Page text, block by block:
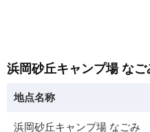
浜岡砂丘キャンプ場 な
地点名称
浜岡砂丘キャンプ場 なごみ